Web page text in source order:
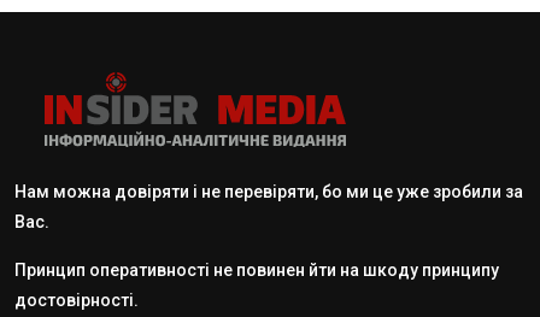
Нам можна довіряти і не перевіряти, бо ми це уже зробили за
Вас.
Принцип оперативності не повинен йти на шкоду принципу
достовірності.